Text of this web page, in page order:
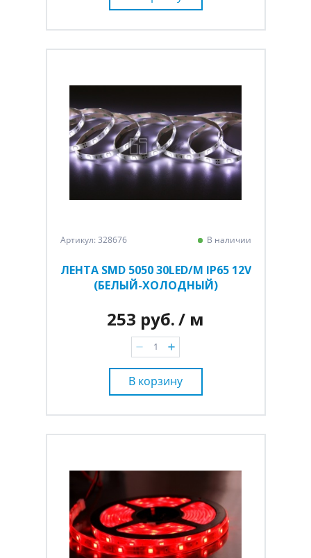
Артикул: 328676 В наличии
ЛЕНТА SMD 5050 30LED/M IP65 12V
(БЕЛЫЙ-ХОЛОДНЫЙ)
253 руб./ м
В корзину